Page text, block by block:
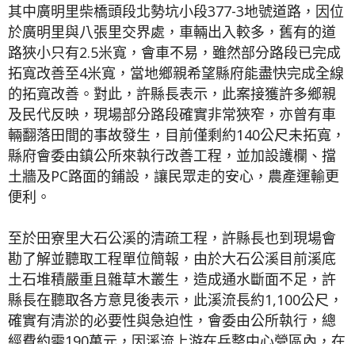
其中廣明里柴橋頭段北勢坑小段377-3地號道路，因位
於廣明里與八張里交界處，車輛出入較多，舊有的道
路狹小只有2.5米寬，會車不易，雖然部分路段已完成
拓寬改善至4米寬，當地鄉親希望縣府能盡快完成全線
的拓寬改善。對此，許縣長表示，此案接獲許多鄉親
及民代反映，現場部分路段確實非常狹窄，亦曾有車
輛翻落田間的事故發生，目前僅剩約140公尺未拓寬，
縣府會委由鎮公所來執行改善工程，並加設護欄、擋
土牆及PC路面的鋪設，讓民眾走的安心，農產運輸更
便利。
至於田寮里大石公溪的清疏工程，許縣長也到現場會
勘了解並聽取工程單位簡報，由於大石公溪目前溪底
土石堆積嚴重且雜草木叢生，造成通水斷面不足，許
縣長在聽取各方意見後表示，此溪流長約1,100公尺，
確實有清淤的必要性與急迫性，會委由公所執行，總